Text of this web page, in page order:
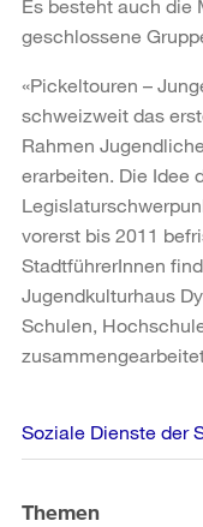
Es besteht auch die
geschlossene
«Pickeltouren –
schweizweit das
Rahmen
erarbeiten. Die Idee
vorerst bis 2011
StadtführerInnen
Jugendkulturhaus
Schulen,
Weitere
Informationen
Soziale Dienste der
Themen